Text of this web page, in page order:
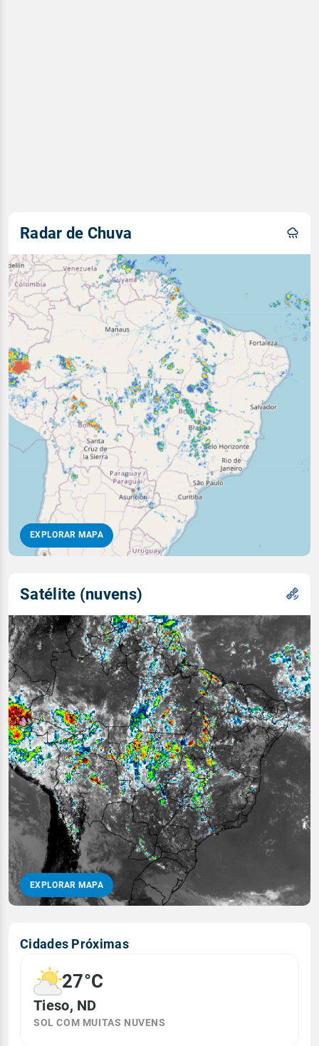
Radar de Chuva
EXPLORAR MAPA
Satélite (nuvens)
EXPLORAR MAPA
Cidades Próximas
27°C
Tieso, ND
SOL COM MUITAS NUVENS